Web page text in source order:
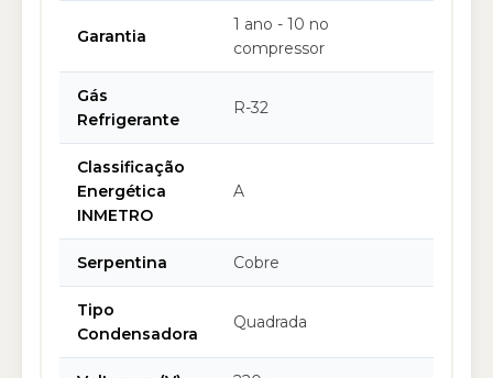
Garantia
1 ano - 10 no
compressor
Gás
Refrigerante
R-32
Classificação
Energética
INMETRO
A
Serpentina Cobre
Tipo
Condensadora
Quadrada